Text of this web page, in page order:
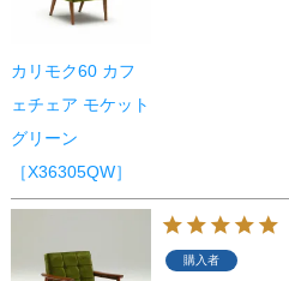
カリモク60 カフ
ェチェア モケット
グリーン
［X36305QW］
購入者